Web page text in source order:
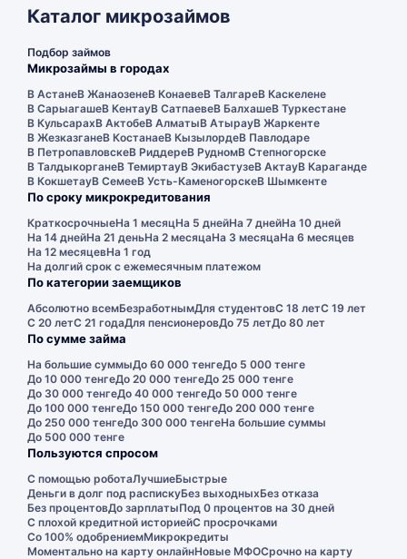
Каталог микрозаймов
Подбор займов
Микрозаймы в городах
В АстанеВ ЖанаозенеВ КонаевеВ ТалгареВ Каскелене
В СарыагашеВ КентауВ СатпаевеВ БалхашеВ Туркестане
В КульсарахВ АктобеВ АлматыВ АтырауВ Жаркенте
В ЖезказганеВ КостанаеВ КызылордеВ Павлодаре
В ПетропавловскеВ РиддереВ РудномВ Степногорске
В ТалдыкорганеВ ТемиртауВ ЭкибастузеВ АктауВ Караганде
В КокшетауВ СемееВ Усть-КаменогорскеВ Шымкенте
По сроку микрокредитования
КраткосрочныеНа 1 месяцНа 5 днейНа 7 днейНа 10 дней
На 14 днейНа 21 деньНа 2 месяцаНа 3 месяцаНа 6 месяцев
На 12 месяцевНа 1 год
На долгий срок с ежемесячным платежом
По категории заемщиков
Абсолютно всемБезработнымДля студентовС 18 летС 19 лет
С 20 летС 21 годаДля пенсионеровДо 75 летДо 80 лет
По сумме займа
На большие суммыДо 60 000 тенгеДо 5 000 тенге
До 10 000 тенгеДо 20 000 тенгеДо 25 000 тенге
До 30 000 тенгеДо 40 000 тенгеДо 50 000 тенге
До 100 000 тенгеДо 150 000 тенгеДо 200 000 тенге
До 250 000 тенгеДо 300 000 тенгеНа большие суммы
До 500 000 тенге
Пользуются спросом
С помощью роботаЛучшиеБыстрые
Деньги в долг под распискуБез выходныхБез отказа
Без процентовДо зарплатыПод 0 процентов на 30 дней
С плохой кредитной историейС просрочками
Со 100% одобрениемМикрокредиты
Моментально на карту онлайнНовые МФОСрочно на карту